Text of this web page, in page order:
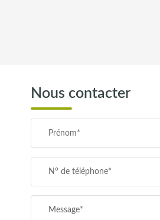
TAXE FONCIÈRE
RESTAURANTS ET CAFÉS
Nous contacter
Prénom*
N° de téléphone*
Message*